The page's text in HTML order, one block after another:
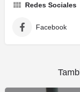
Redes Sociales
Facebook